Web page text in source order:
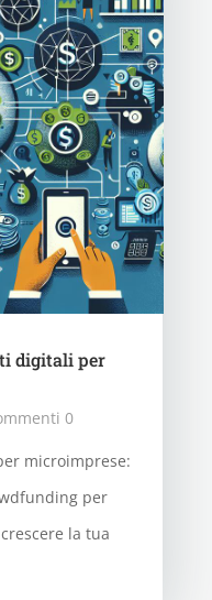
digitali per
0
microimprese:
per
la tua